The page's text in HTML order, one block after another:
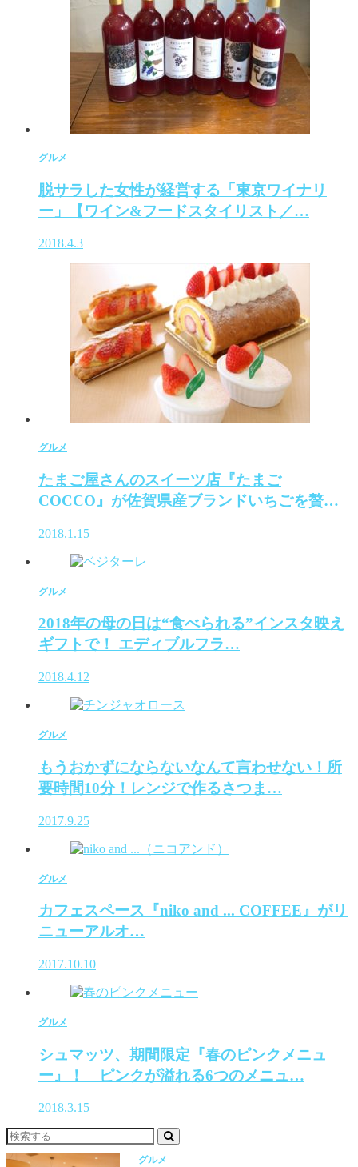
グルメ
脱サラした女性が経営する「東京ワイナリ
ー」【ワイン&フードスタイリスト／…
2018.4.3
グルメ
たまご屋さんのスイーツ店『たまご
COCCO』が佐賀県産ブランドいちごを贅…
2018.1.15
グルメ
2018年の母の日は“食べられる”インスタ映え
ギフトで！ エディブルフラ…
2018.4.12
グルメ
もうおかずにならないなんて言わせない！所
要時間10分！レンジで作るさつま…
2017.9.25
グルメ
カフェスペース『niko and ... COFFEE』がリ
ニューアルオ…
2017.10.10
グルメ
シュマッツ、期間限定『春のピンクメニュ
ー』！ ピンクが溢れる6つのメニュ…
2018.3.15
グルメ